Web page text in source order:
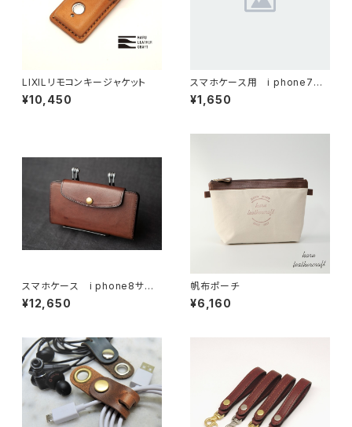
LIXILリモコンキージャケット
¥10,450
スマホケース用 i phone7
Plus クリアハードケース
¥1,650
スマホケース i phone8サイ
ズ
¥12,650
帆布ポーチ
¥6,160